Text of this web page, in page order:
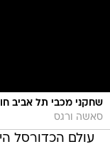
שחקני מכבי תל אביב
סאשה ורגס
עולם הכדורסל